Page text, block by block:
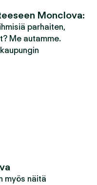
Monclova:
parhaiten,
Me autamme.
myös näitä